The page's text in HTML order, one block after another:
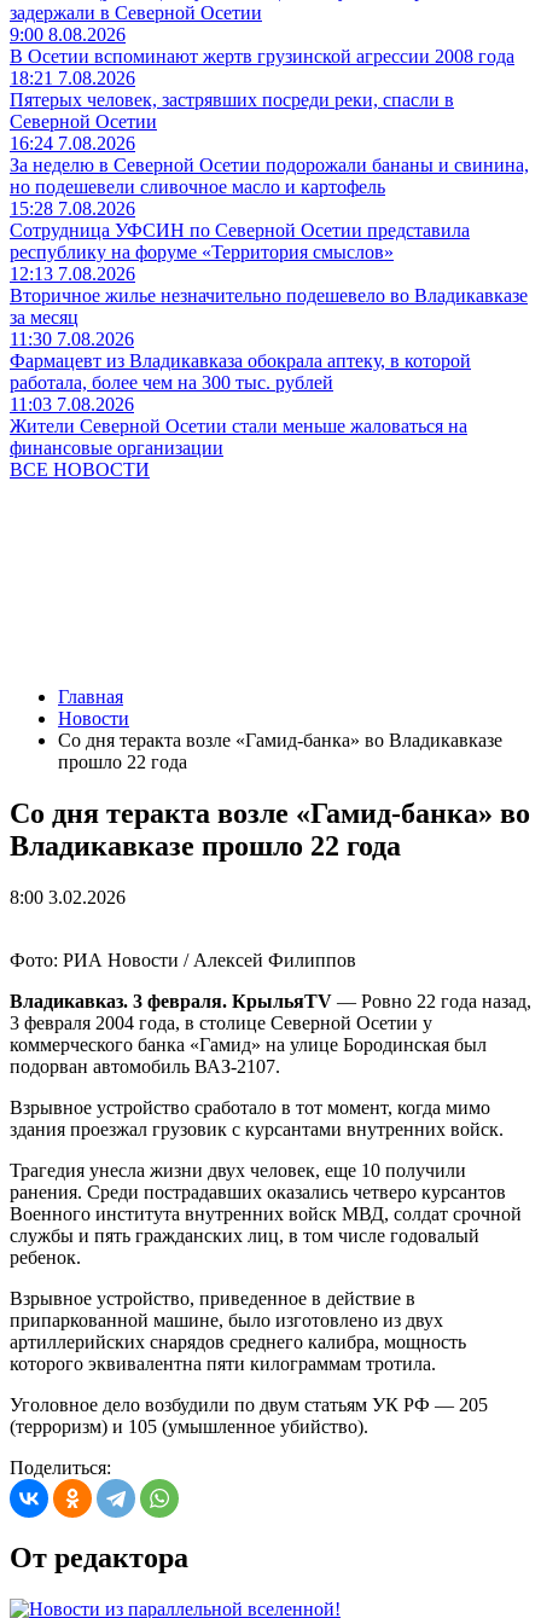
задержали в Северной Осетии
9:00 8.08.2026
В Осетии вспоминают жертв грузинской агрессии 2008 года
18:21 7.08.2026
Пятерых человек, застрявших посреди реки, спасли в
Северной Осетии
16:24 7.08.2026
За неделю в Северной Осетии подорожали бананы и свинина,
но подешевели сливочное масло и картофель
15:28 7.08.2026
Сотрудница УФСИН по Северной Осетии представила
республику на форуме «Территория смыслов»
12:13 7.08.2026
Вторичное жилье незначительно подешевело во Владикавказе
за месяц
11:30 7.08.2026
Фармацевт из Владикавказа обокрала аптеку, в которой
работала, более чем на 300 тыс. рублей
11:03 7.08.2026
Жители Северной Осетии стали меньше жаловаться на
финансовые организации
ВСЕ НОВОСТИ
Главная
Новости
Со дня теракта возле «Гамид-банка» во Владикавказе
прошло 22 года
Со дня теракта возле «Гамид-банка» во
Владикавказе прошло 22 года
8:00 3.02.2026
Фото: РИА Новости / Алексей Филиппов
Владикавказ. 3 февраля. КрыльяTV — Ровно 22 года назад,
3 февраля 2004 года, в столице Северной Осетии у
коммерческого банка «Гамид» на улице Бородинская был
подорван автомобиль ВАЗ-2107.
Взрывное устройство сработало в тот момент, когда мимо
здания проезжал грузовик с курсантами внутренних войск.
Трагедия унесла жизни двух человек, еще 10 получили
ранения. Среди пострадавших оказались четверо курсантов
Военного института внутренних войск МВД, солдат срочной
службы и пять гражданских лиц, в том числе годовалый
ребенок.
Взрывное устройство, приведенное в действие в
припаркованной машине, было изготовлено из двух
артиллерийских снарядов среднего калибра, мощность
которого эквивалентна пяти килограммам тротила.
Уголовное дело возбудили по двум статьям УК РФ — 205
(терроризм) и 105 (умышленное убийство).
Поделиться:
От редактора